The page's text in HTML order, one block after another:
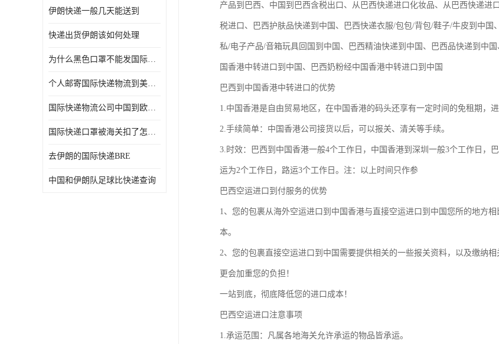
伊朗快递一般几天能送到
快递出货伊朗该如何处理
为什么黑色口罩不能发国际快递 国际寄口罩快递需要填写信息
个人邮寄国际快递物流到美加墨西哥英国比利时荷兰波兰意大利
国际快递物流公司中国到欧洲英国法国德国能寄铁路空运海运
国际快递口罩被海关扣了怎么办
去伊朗的国际快递BRE
中国和伊朗队足球比快递查询
产品到巴西、中国到巴西含税出口、从巴西快递进口化妆品、从巴西快递
税进口、巴西护肤品快递到中国、巴西快递衣服/包包/背包/鞋子/牛皮到中
私/电子产品/音箱玩具回国到中国、巴西精油快递到中国、巴西品快递到中
国香港中转进口到中国、巴西奶粉经中国香港中转进口到中国
巴西到中国香港中转进口的优势
1.中国香港是自由贸易地区，在中国香港的码头还享有一定时间的免租期，
2.手续简单：中国香港公司接货以后，可以报关、清关等手续。
3.时效：巴西到中国香港一般4个工作日，中国香港到深圳一般3个工作日，
运为2个工作日，路运3个工作日。注：以上时间只作参
巴西空运进口到付服务的优势
1、您的包裹从海外空运进口到中国香港与直接空运进口到中国您所的地方
本。
2、您的包裹直接空运进口到中国需要提供相关的一些报关资料，以及缴纳
更会加重您的负担！
一站到底，彻底降低您的进口成本！
巴西空运进口注意事项
1.承运范围：凡属各地海关允许承运的物品皆承运。